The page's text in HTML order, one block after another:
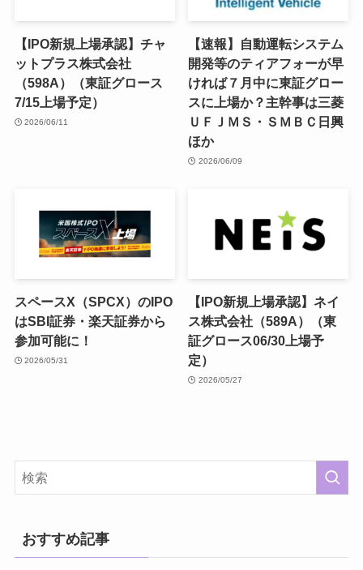
【IPO新規上場承認】チャ
ットプラス株式会社
（598A）（東証グロース
7/15上場予定）
2026/06/11
【速報】自動運転システム
開発等のティアフォーが早
ければ７月中に東証グロー
スに上場か？主幹事は三菱
ＵＦＪＭＳ・ＳＭＢＣ日興
ほか
2026/06/09
スペースX（SPCX）のIPO
はSBI証券・楽天証券から
参加可能に！
2026/05/31
【IPO新規上場承認】ネイ
ス株式会社（589A）（東
証グロース06/30上場予
定）
2026/05/27
おすすめ記事